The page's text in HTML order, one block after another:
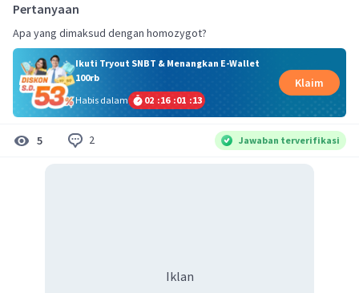
Pertanyaan
Apa yang dimaksud dengan homozygot?
Ikuti Tryout SNBT & Menangkan E-Wallet
100rb
Habis dalam
02 :16 :01 :13
Klaim
5 2 Jawaban terverifikasi
Iklan